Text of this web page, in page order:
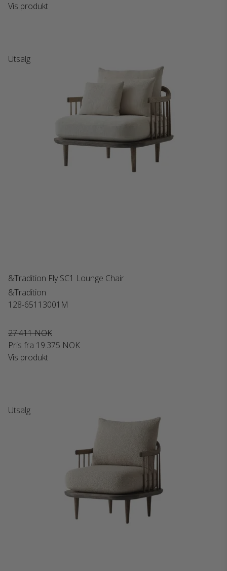
Vis produkt
Utsalg
&Tradition Fly SC1 Lounge Chair
&Tradition
128-65113001M
27.411 NOK
Pris fra 19.375 NOK
Vis produkt
Utsalg